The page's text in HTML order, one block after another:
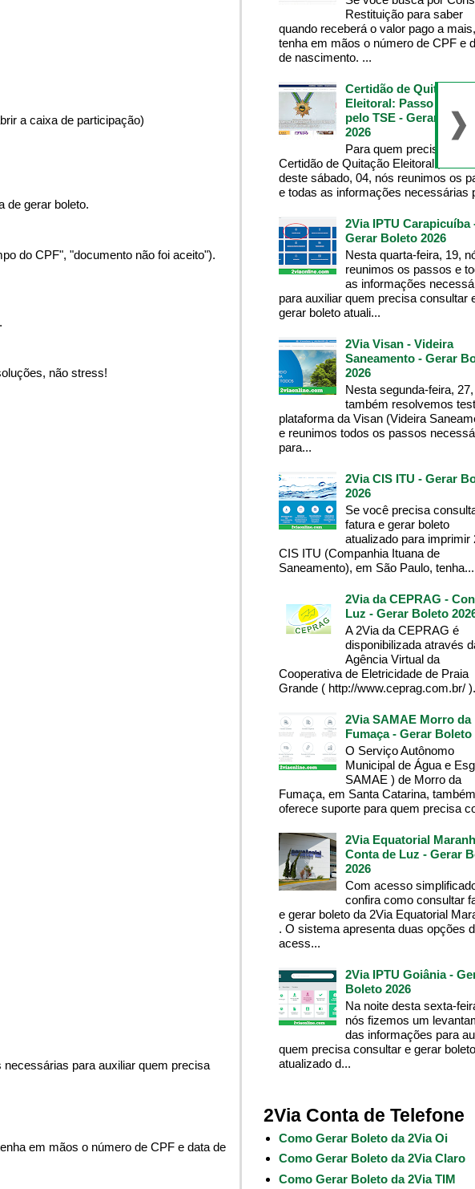
a caixa de participação)
de gerar boleto.
do CPF", "documento não foi aceito").
não stress!
para auxiliar quem precisa
em mãos o número de CPF e data de
Restituição para saber
quando receberá o valor pago a mais,
tenha em mãos o número de CPF e
de nascimento. ...
Certidão de Quitação
Eleitoral: Passo a
pelo TSE - Gerar
2026
Para quem precisa da
Certidão de Quitação Eleitoral , na
deste sábado, 04, nós reunimos os
e todas as informações necessárias
2Via IPTU Carapicuíba
Gerar Boleto 2026
Nesta quarta-feira, 19,
reunimos os passos e
as informações
para auxiliar quem precisa consultar
gerar boleto atuali...
2Via Visan - Videira
Saneamento - Gerar
2026
Nesta segunda-feira,
também resolvemos
plataforma da Visan (Videira
e reunimos todos os passos
para...
2Via CIS ITU - Gerar
2026
Se você precisa
fatura e gerar boleto
atualizado para imprimir
CIS ITU (Companhia Ituana de
Saneamento), em São Paulo, tenha...
2Via da CEPRAG -
Luz - Gerar Boleto
A 2Via da CEPRAG é
disponibilizada através
Agência Virtual da
Cooperativa de Eletricidade de Praia
Grande ( http://www.ceprag.com.br/
2Via SAMAE Morro da
Fumaça - Gerar Boleto
O Serviço Autônomo
Municipal de Água e
SAMAE ) de Morro da
Fumaça, em Santa Catarina, também
oferece suporte para quem precisa
2Via Equatorial
Conta de Luz - Gerar
2026
Com acesso
confira como consultar
e gerar boleto da 2Via Equatorial
. O sistema apresenta duas opções
acess...
2Via IPTU Goiânia -
Boleto 2026
Na noite desta sexta-
nós fizemos um
das informações para
quem precisa consultar e gerar boleto
atualizado d...
2Via Conta de Telefone
Como Gerar Boleto da 2Via Oi
Como Gerar Boleto da 2Via Claro
Como Gerar Boleto da 2Via TIM